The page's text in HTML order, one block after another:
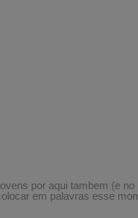
por aqui tambem (e no
em palavras esse